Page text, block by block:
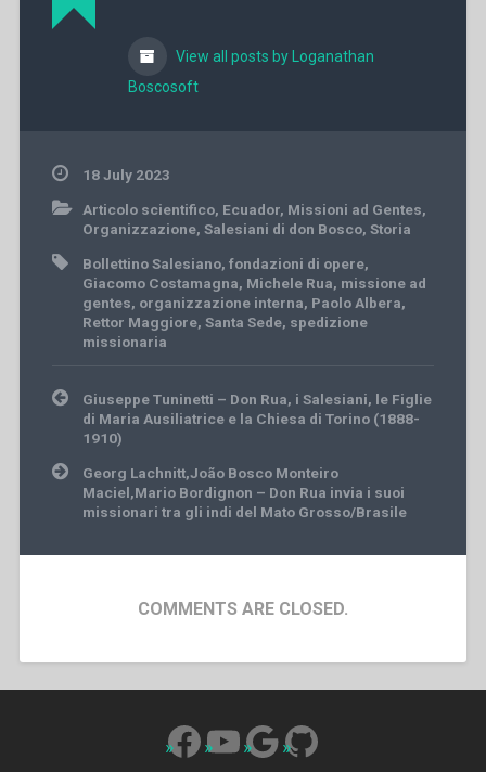
View all posts by Loganathan
Boscosoft
18 July 2023
Articolo scientifico, Ecuador, Missioni ad Gentes,
Organizzazione, Salesiani di don Bosco, Storia
Bollettino Salesiano, fondazioni di opere,
Giacomo Costamagna, Michele Rua, missione ad
gentes, organizzazione interna, Paolo Albera,
Rettor Maggiore, Santa Sede, spedizione
missionaria
Post
navigation
Giuseppe Tuninetti – Don Rua, i Salesiani, le Figlie
di Maria Ausiliatrice e la Chiesa di Torino (1888-
1910)
Georg Lachnitt,João Bosco Monteiro
Maciel,Mario Bordignon – Don Rua invia i suoi
missionari tra gli indi del Mato Grosso/Brasile
COMMENTS ARE CLOSED.
Facebook
YouTube
Google
GitHub